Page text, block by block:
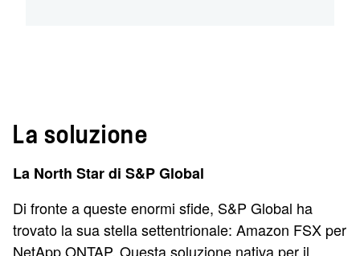
La soluzione
La North Star di S&P Global
Di fronte a queste enormi sfide, S&P Global ha
trovato la sua stella settentrionale: Amazon FSX per
NetApp ONTAP. Questa soluzione nativa per il